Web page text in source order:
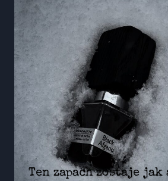
Ten zapach zostaje jak